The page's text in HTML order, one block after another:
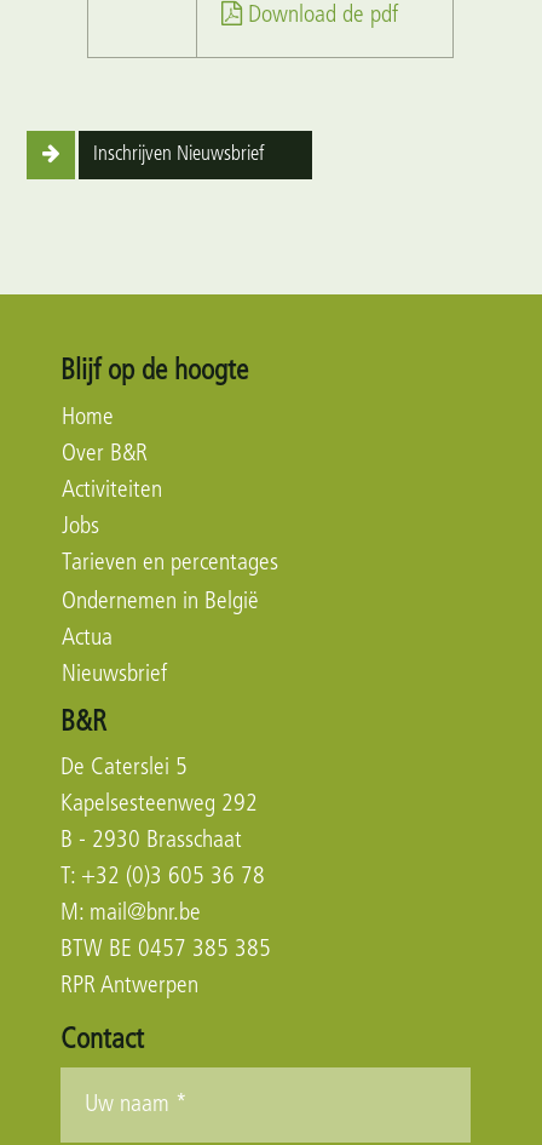
Download de pdf
Inschrijven Nieuwsbrief
Blijf op de hoogte
Home
Over B&R
Activiteiten
Jobs
Tarieven en percentages
Ondernemen in België
Actua
Nieuwsbrief
B&R
De Caterslei 5
Kapelsesteenweg 292
B - 2930 Brasschaat
T: +32 (0)3 605 36 78
M: mail@bnr.be
BTW BE 0457 385 385
RPR Antwerpen
Contact